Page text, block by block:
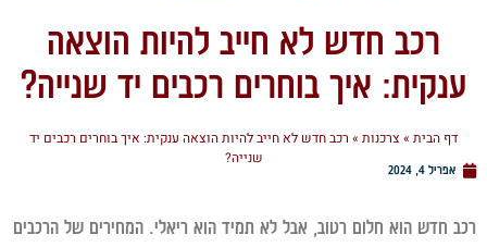
רכב חדש לא חייב להיות הוצאה
איך בוחרים רכבים יד שנייה?
דף הבית»צרכנות»רכב חדש לא חייב להיות הוצאה ענקית: איך בוחרים רכבים יד
שנייה?
אפריל 4, 2024
חדש הוא חלום רטוב, אבל לא תמיד הוא ריאלי. המחירים של הרכבים